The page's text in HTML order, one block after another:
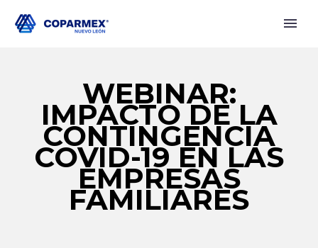
WEBINAR:
IMPACTO DE LA
CONTINGENCIA
COVID-19 EN LAS
EMPRESAS
FAMILIARES